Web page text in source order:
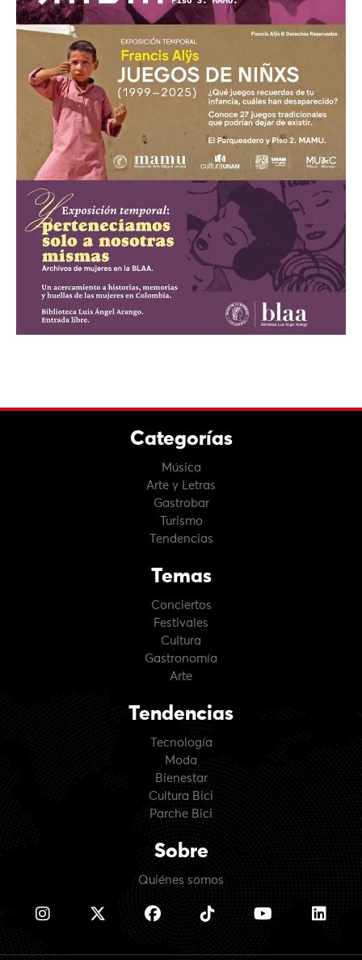
Categorías
Música
Arte y Letras
Gastrobar
Turismo
Tendencias
Temas
Conciertos
Festivales
Cultura
Gastronomía
Arte
Tendencias
Tecnología
Moda
Bienestar
Cultura Bici
Parche Bici
Sobre
Quiénes somos